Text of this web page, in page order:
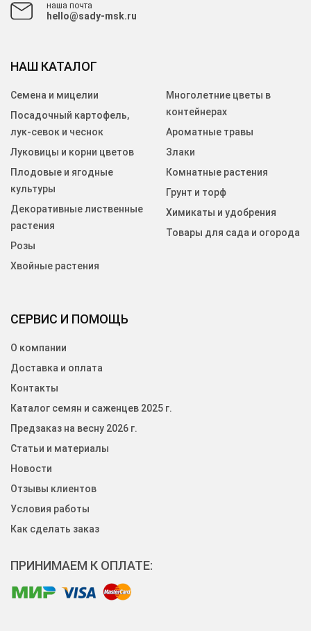
наша почта
hello@sady-msk.ru
СЕРВИС И ПОМОЩЬ
О компании
Доставка и оплата
Контакты
Каталог семян и саженцев 2025 г.
Предзаказ на весну 2026 г.
Статьи и материалы
Новости
Отзывы клиентов
Условия работы
Как сделать заказ
НАШ КАТАЛОГ
Семена и мицелии
Посадочный картофель,
лук-севок и чеснок
Луковицы и корни цветов
Плодовые и ягодные
культуры
Декоративные лиственные
растения
Розы
Хвойные растения
Многолетние цветы в
контейнерах
Ароматные травы
Злаки
Комнатные растения
Грунт и торф
Химикаты и удобрения
Товары для сада и огорода
ПРИНИМАЕМ К ОПЛАТЕ: